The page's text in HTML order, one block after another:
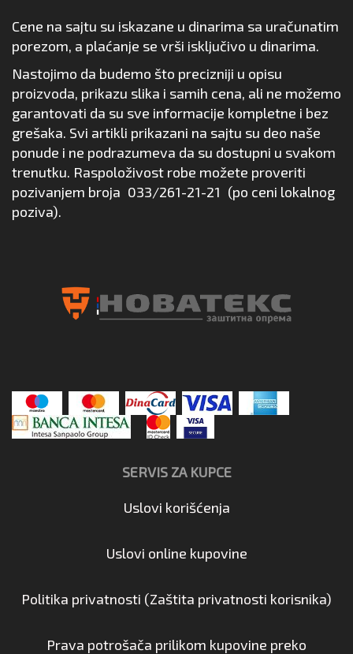
Cene na sajtu su iskazane u dinarima sa uračunatim
porezom, a plaćanje se vrši isključivo u dinarima.
Nastojimo da budemo što precizniji u opisu
proizvoda, prikazu slika i samih cena, ali ne možemo
garantovati da su sve informacije kompletne i bez
grešaka. Svi artikli prikazani na sajtu su deo naše
ponude i ne podrazumeva da su dostupni u svakom
trenutku. Raspoloživost robe možete proveriti
pozivanjem broja 033/261-21-21 (po ceni lokalnog
poziva).
SERVIS ZA KUPCE
Uslovi korišćenja
Uslovi online kupovine
Politika privatnosti (Zaštita privatnosti korisnika)
Prava potrošača prilikom kupovine preko